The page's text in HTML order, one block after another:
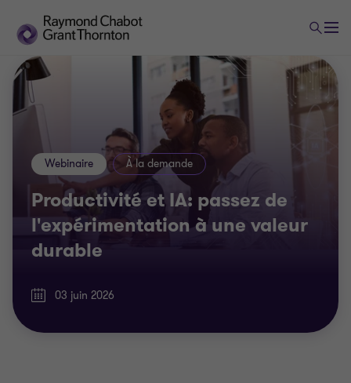
Productivité et IA: passez de
l'expérimentation à une valeur
durable
Webinaire À la demande
03 juin 2026